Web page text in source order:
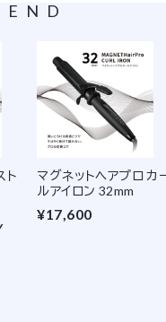
ト
マグネットヘアプロ カ
ルアイロン 32mm
¥17,600